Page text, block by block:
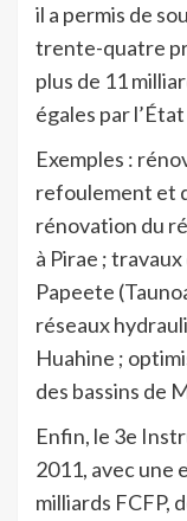
il a permis de
trente-quatre
plus de 11
égales par
Exemples :
refoulement et
rénovation du
à Pirae ;
Papeete
réseaux
Huahine ;
des bassins de
Enfin, le 3e
2011, avec une
milliards FCFP,